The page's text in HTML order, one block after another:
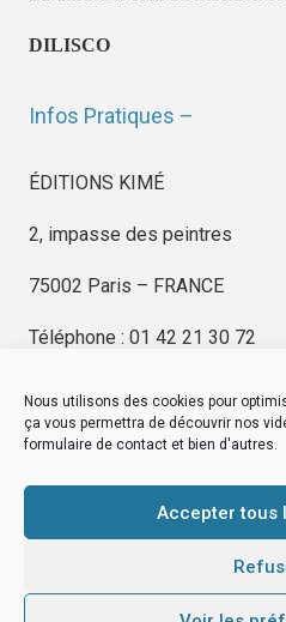
Nous utilisons des cookies pour
ça vous permettra de découvrir nos
formulaire de contact et bien d'autres.
Accepter tous
DILISCO
Infos Pratiques –
ÉDITIONS KIMÉ
2, impasse des peintres
75002 Paris – FRANCE
Téléphone : 01 42 21 30 72
EDITIONS KIMÉ
© by